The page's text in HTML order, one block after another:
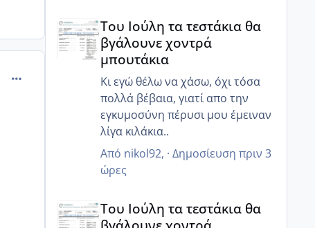
comment_888277
Με το καλό να μπορέσει να
οδηγήσει ο μπαμπάς σου και να
σας επισκεφτούν 🙂 ευχαριστώ
για τις ευχές για τον πεθερό μου.
@Eirin σε ευχαριστώ και εσένα
για τις ευχές!
Τώρα είναι πιο χαλαρά στη
δουλειά και δεν λείπω πολλές
ώρες.
Έχει πάρει ο άντρας μου κάποιες
θα πάρει και την 9 μήνη άδεια
Του Ιούλη τα τεστάκια θα
βγάλουνε χοντρά
μπουτάκια
Κι εγώ θέλω να χάσω, όχι τόσα
πολλά βέβαια, γιατί απο την
εγκυμοσύνη πέρυσι μου έμειναν
λίγα κιλάκια..
Από nikol92, · Δημοσίευση πριν 3
ώρες
Του Ιούλη τα τεστάκια θα